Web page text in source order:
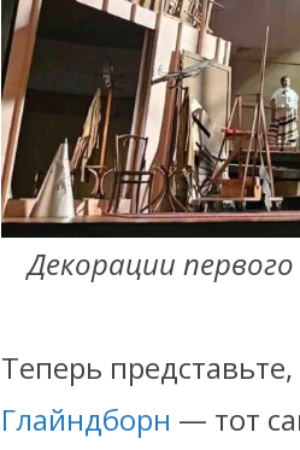
Декорации
Теперь
Глайндборн — тот